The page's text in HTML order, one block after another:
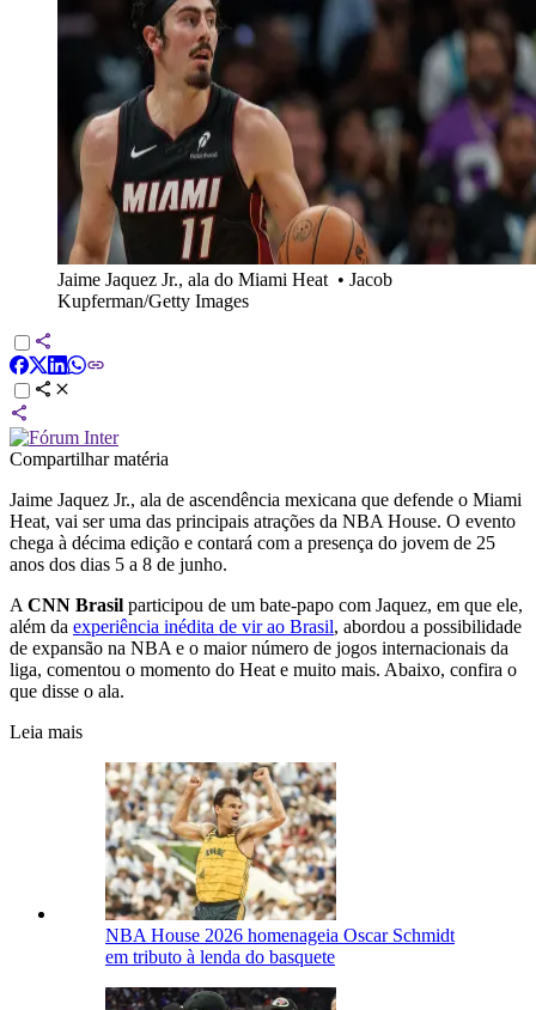
Jaime Jaquez Jr., ala do Miami Heat • Jacob
Kupferman/Getty Images
Compartilhar matéria
Jaime Jaquez Jr., ala de ascendência mexicana que defende o Miami
Heat, vai ser uma das principais atrações da NBA House. O evento
chega à décima edição e contará com a presença do jovem de 25
anos dos dias 5 a 8 de junho.
A CNN Brasil participou de um bate-papo com Jaquez, em que ele,
além da experiência inédita de vir ao Brasil, abordou a possibilidade
de expansão na NBA e o maior número de jogos internacionais da
liga, comentou o momento do Heat e muito mais. Abaixo, confira o
que disse o ala.
Leia mais
NBA House 2026 homenageia Oscar Schmidt
em tributo à lenda do basquete